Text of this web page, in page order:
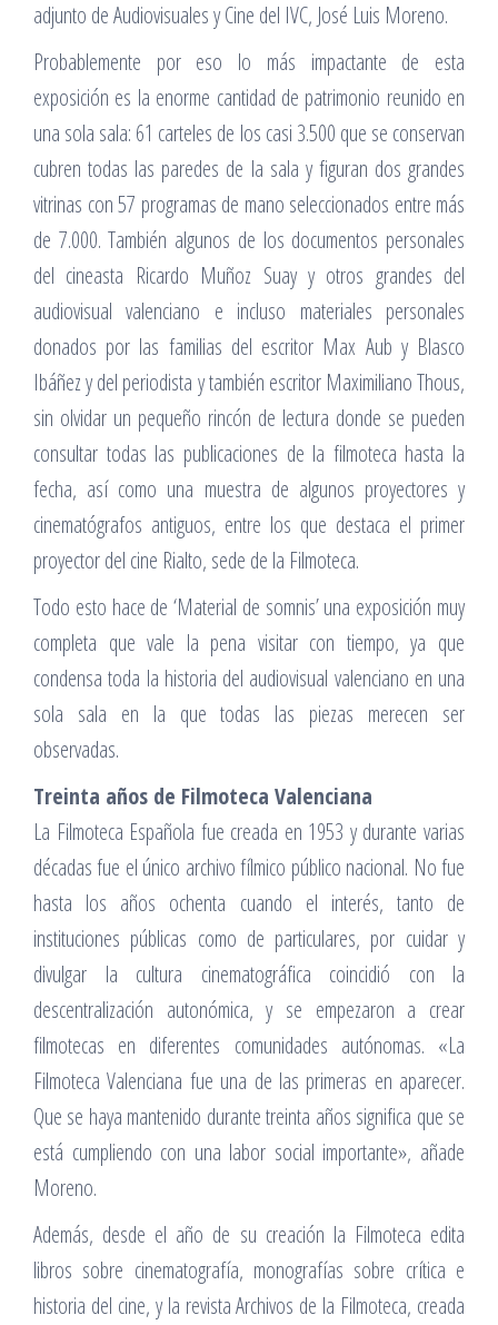
adjunto de Audiovisuales y Cine del IVC, José Luis Moreno.
Probablemente por eso lo más impactante de esta
exposición es la enorme cantidad de patrimonio reunido en
una sola sala: 61 carteles de los casi 3.500 que se conservan
cubren todas las paredes de la sala y figuran dos grandes
vitrinas con 57 programas de mano seleccionados entre más
de 7.000. También algunos de los documentos personales
del cineasta Ricardo Muñoz Suay y otros grandes del
audiovisual valenciano e incluso materiales personales
donados por las familias del escritor Max Aub y Blasco
Ibáñez y del periodista y también escritor Maximiliano Thous,
sin olvidar un pequeño rincón de lectura donde se pueden
consultar todas las publicaciones de la filmoteca hasta la
fecha, así como una muestra de algunos proyectores y
cinematógrafos antiguos, entre los que destaca el primer
proyector del cine Rialto, sede de la Filmoteca.
Todo esto hace de ‘Material de somnis’ una exposición muy
completa que vale la pena visitar con tiempo, ya que
condensa toda la historia del audiovisual valenciano en una
sola sala en la que todas las piezas merecen ser
observadas.
Treinta años de Filmoteca Valenciana
La Filmoteca Española fue creada en 1953 y durante varias
décadas fue el único archivo fílmico público nacional. No fue
hasta los años ochenta cuando el interés, tanto de
instituciones públicas como de particulares, por cuidar y
divulgar la cultura cinematográfica coincidió con la
descentralización autonómica, y se empezaron a crear
filmotecas en diferentes comunidades autónomas. «La
Filmoteca Valenciana fue una de las primeras en aparecer.
Que se haya mantenido durante treinta años significa que se
está cumpliendo con una labor social importante», añade
Moreno.
Además, desde el año de su creación la Filmoteca edita
libros sobre cinematografía, monografías sobre crítica e
historia del cine, y la revista Archivos de la Filmoteca, creada